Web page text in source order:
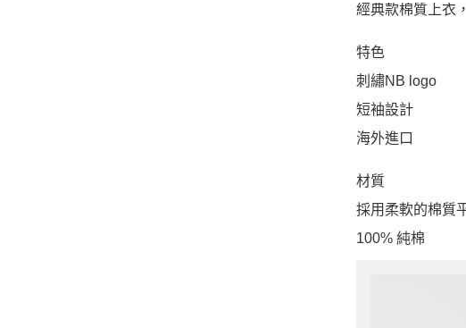
經典款棉質上衣
特色
刺繡NB logo
短袖設計
海外進口
材質
採用柔軟的棉質
100% 純棉